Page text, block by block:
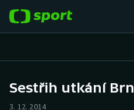
Hokej
Sestřih utkání
3. 12. 2014